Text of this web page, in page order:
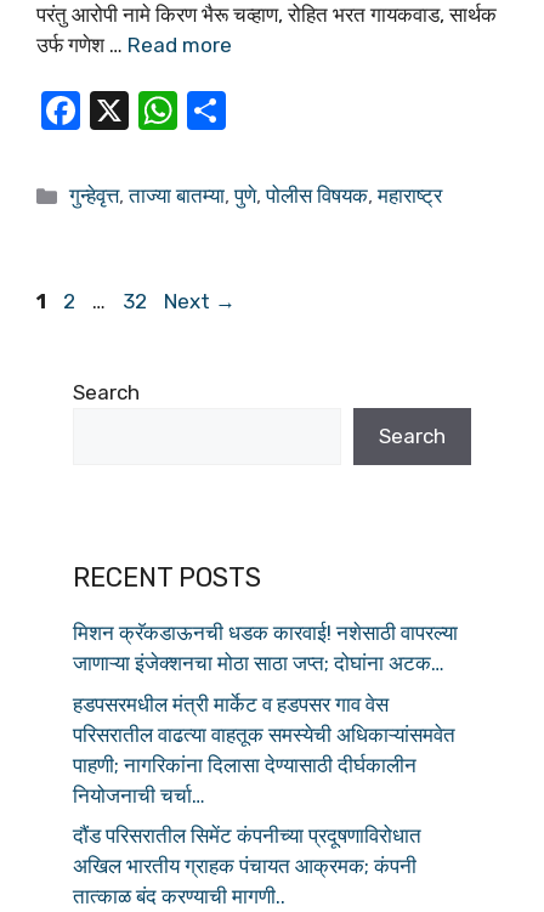
परंतु आरोपी नामे किरण भैरू चव्हाण, रोहित भरत गायकवाड, सार्थक
उर्फ गणेश … Read more
F
c
o
k
X
W
at
p
ar
गुन्हेवृत्त,ताज्या बातम्या,पुणे,पोलीस विषयक,महाराष्ट्र
1 2 … 32 Next →
Search
Search
RECENT POSTS
मिशन क्रॅकडाऊनची धडक कारवाई! नशेसाठी वापरल्या
जाणाऱ्या इंजेक्शनचा मोठा साठा जप्त; दोघांना अटक…
हडपसरमधील मंत्री मार्केट व हडपसर गाव वेस
परिसरातील वाढत्या वाहतूक समस्येची अधिकाऱ्यांसमवेत
पाहणी; नागरिकांना दिलासा देण्यासाठी दीर्घकालीन
नियोजनाची चर्चा…
दौंड परिसरातील सिमेंट कंपनीच्या प्रदूषणाविरोधात
अखिल भारतीय ग्राहक पंचायत आक्रमक; कंपनी
तात्काळ बंद करण्याची मागणी..